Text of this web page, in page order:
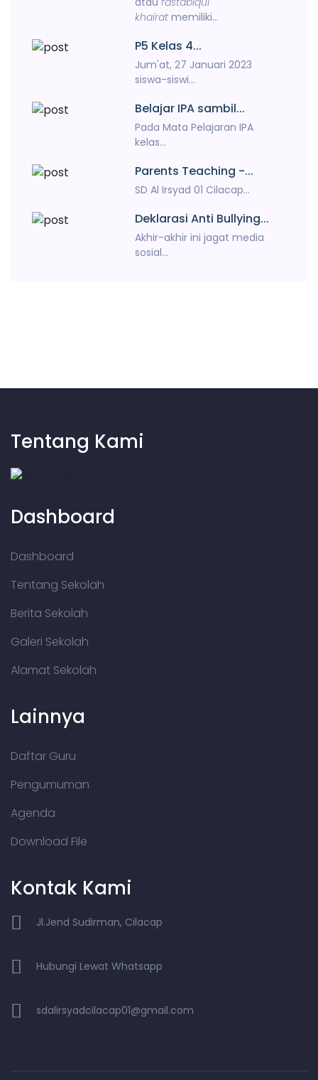
khairat memiliki...
P5 Kelas 4...
Jum'at, 27 Januari 2023
siswa-siswi...
Belajar IPA sambil...
Pada Mata Pelajaran IPA
kelas...
Parents Teaching -...
SD Al Irsyad 01 Cilacap...
Deklarasi Anti Bullying...
Akhir-akhir ini jagat media
sosial...
Tentang Kami
Dashboard
Dashboard
Tentang Sekolah
Berita Sekolah
Galeri Sekolah
Alamat Sekolah
Lainnya
Daftar Guru
Pengumuman
Agenda
Download File
Kontak Kami
Jl.Jend Sudirman, Cilacap
Hubungi Lewat Whatsapp
sdalirsyadcilacap01@gmail.com